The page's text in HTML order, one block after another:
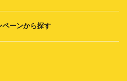
ペーンから探す